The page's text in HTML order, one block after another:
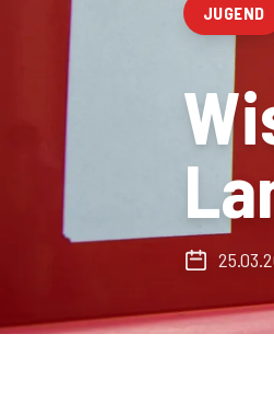
JUGEND